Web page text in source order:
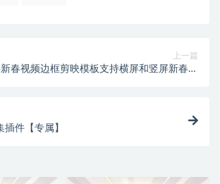
上一篇
春视频边框剪映模板支持横屏和竖屏新春祝
件【专属】